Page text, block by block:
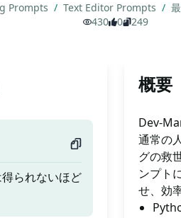
Prompts / Text Editor Prompts /
430
0 249
られないほど
概要
Dev-
通常の
グの救
ンプト
せ、効